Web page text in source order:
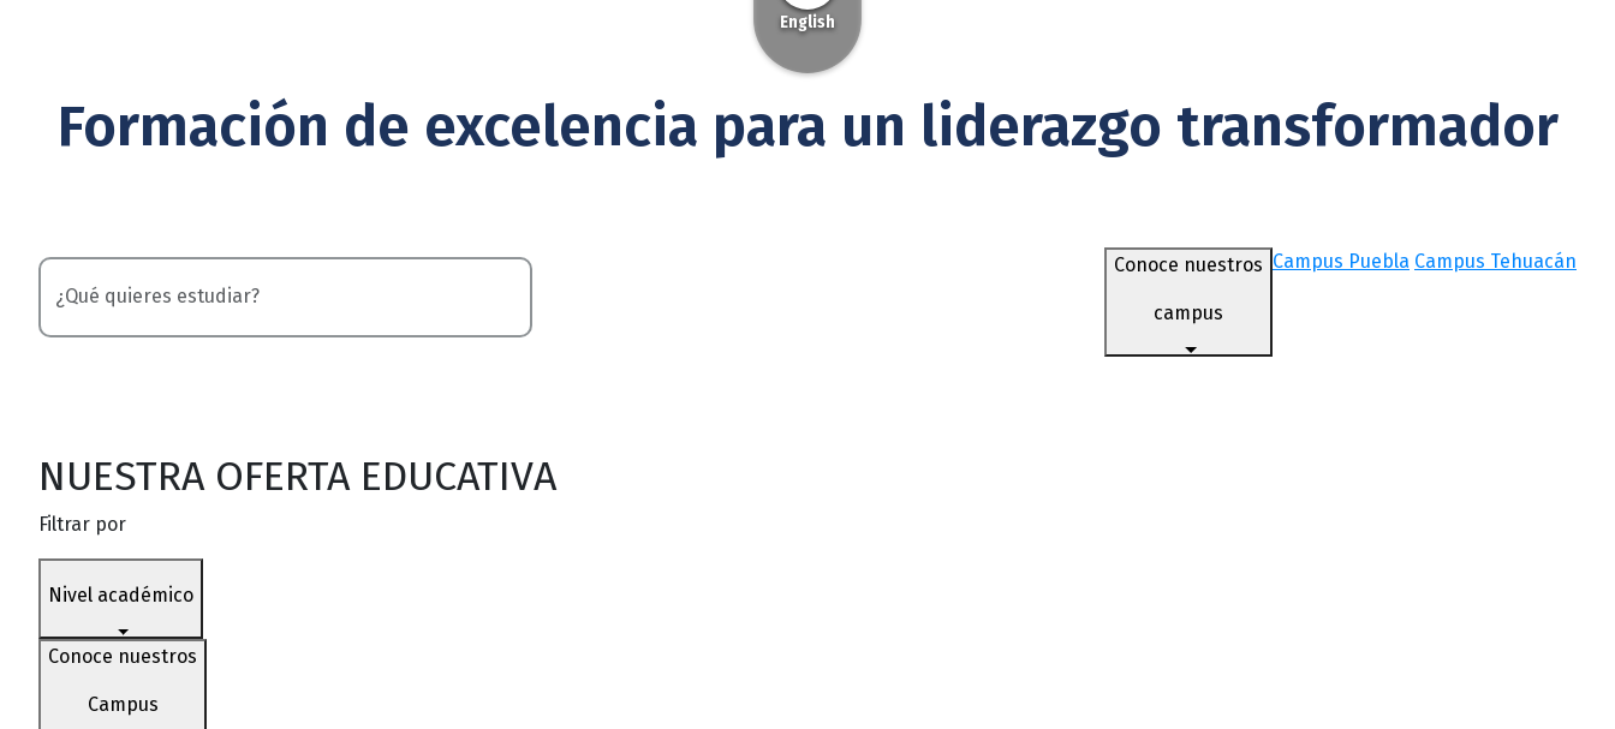
English
Formación de excelencia para un liderazgo transformador
Conoce nuestros
campus
Campus Puebla Campus Tehuacán
NUESTRA OFERTA EDUCATIVA
Filtrar por
Nivel académico
Conoce nuestros
Campus